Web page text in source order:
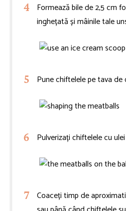
Formează bile de 2,5 cm
inghețată și mâinile tale
Pune chiftelele pe tava
Pulverizați chiftelele cu
Coaceți timp de